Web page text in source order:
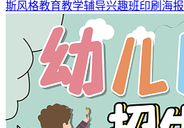
斯风格教育教学辅导兴趣班印刷海报